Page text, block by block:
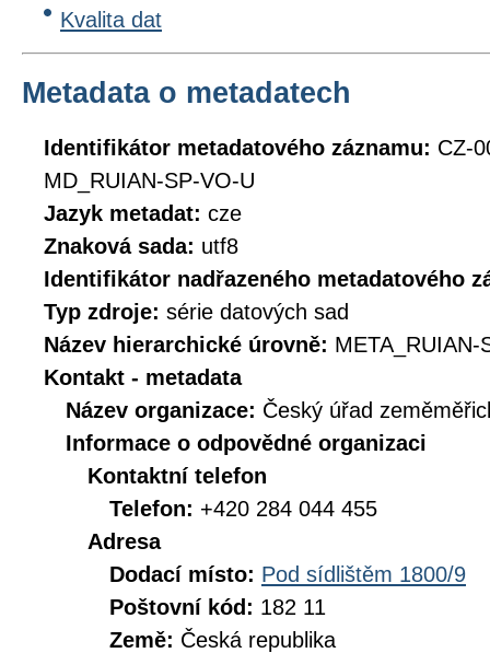
Kvalita dat
Metadata o metadatech
Identifikátor metadatového záznamu: CZ-
MD_RUIAN-SP-VO-U
Jazyk metadat: cze
Znaková sada: utf8
Identifikátor nadřazeného metadatového
Typ zdroje: série datových sad
Název hierarchické úrovně: META_RUIAN-
Kontakt - metadata
Název organizace: Český úřad
Informace o odpovědné organizaci
Kontaktní telefon
Telefon: +420 284 044 455
Adresa
Dodací místo: Pod sídlištěm 1800/9
Poštovní kód: 182 11
Země: Česká republika